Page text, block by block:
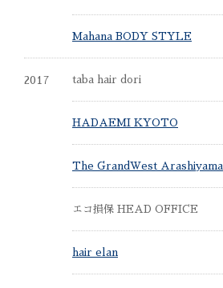
Mahana BODY STYLE
2017 taba hair dori
HADAEMI KYOTO
The GrandWest Arashiyama
エコ損保 HEAD OFFICE
hair elan